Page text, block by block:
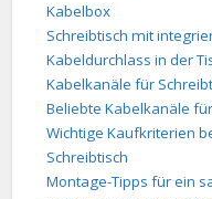
Kabelbox
Schreibtisch mit
Kabeldurchlass in der
Kabelkanäle für
Beliebte Kabelkanäle
Wichtige Kaufkriterien
Schreibtisch
Montage-Tipps für ein